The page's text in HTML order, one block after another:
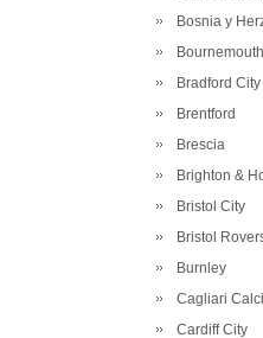
Bosnia y
Bournemouth
Bradford City
Brentford
Brescia
Brighton &
Bristol City
Bristol
Burnley
Cagliari
Cardiff City